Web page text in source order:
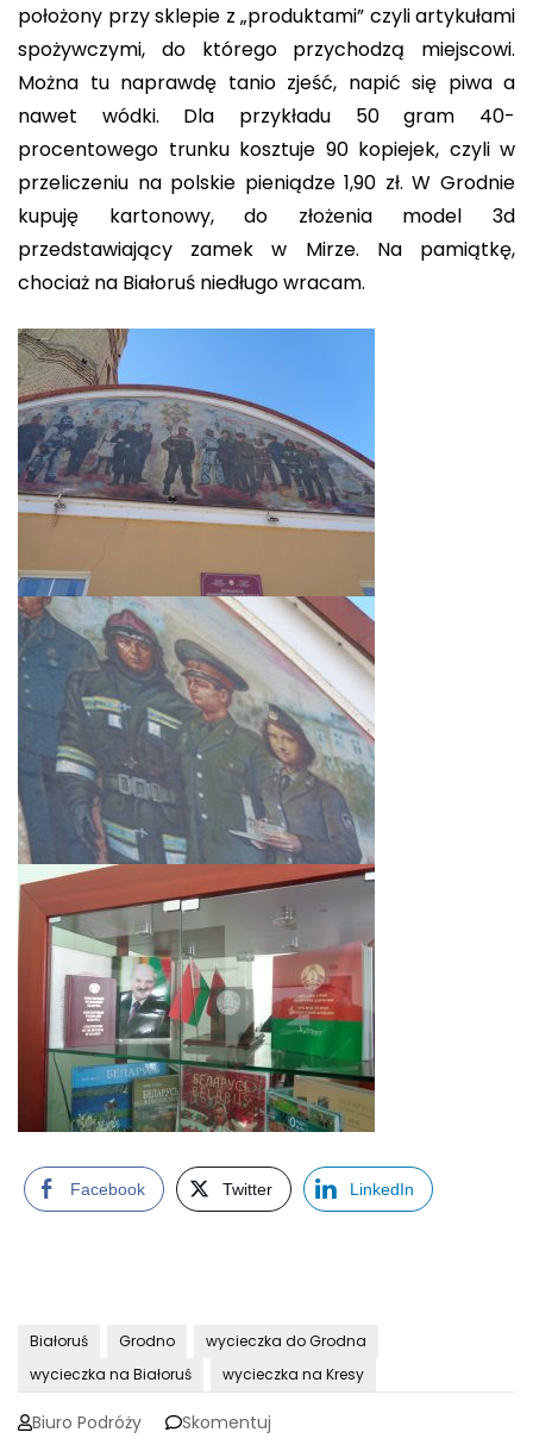
położony przy sklepie z „produktami” czyli artykułami
spożywczymi, do którego przychodzą miejscowi.
Można tu naprawdę tanio zjeść, napić się piwa a
nawet wódki. Dla przykładu 50 gram 40-
procentowego trunku kosztuje 90 kopiejek, czyli w
przeliczeniu na polskie pieniądze 1,90 zł. W Grodnie
kupuję kartonowy, do złożenia model 3d
przedstawiający zamek w Mirze. Na pamiątkę,
chociaż na Białoruś niedługo wracam.
Facebook Twitter LinkedIn
Białoruś Grodno
wycieczka do Grodna
wycieczka na Białoruś
wycieczka na Kresy
Biuro Podróży Skomentuj